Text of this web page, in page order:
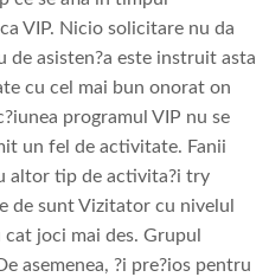
VIP. Nicio solicitare nu da
de asisten?a este instruit asta
cu cel mai bun onorat on
programul VIP nu se
un fel de activitate. Fanii
altor tip de activita?i try
de sunt Vizitator cu nivelul
joci mai des. Grupul
asemenea, ?i pre?ios pentru